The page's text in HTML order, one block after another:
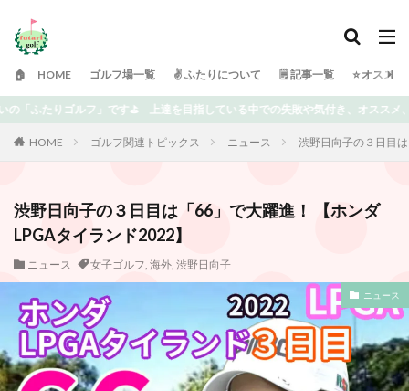
🏠 HOME ゴルフ場一覧 ✌️ ふたりについて 🗒 記事一覧 ⭐️ オスス
る中での失敗や気付き、オススメ、楽しめる情報を書いていきます⭐️ どう
HOME ゴルフ関連トピックス ニュース 渋野日向子の３日目
渋野日向子の３日目は「66」で大躍進！ 【ホンダ
LPGAタイランド2022】
ニュース 女子ゴルフ, 海外, 渋野日向子
ニュース